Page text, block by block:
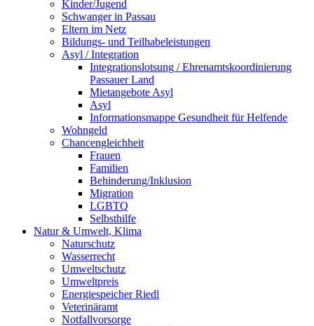
Kinder/Jugend
Schwanger in Passau
Eltern im Netz
Bildungs- und Teilhabeleistungen
Asyl / Integration
Integrationslotsung / Ehrenamtskoordinierung
Passauer Land
Mietangebote Asyl
Asyl
Informationsmappe Gesundheit für Helfende
Wohngeld
Chancengleichheit
Frauen
Familien
Behinderung/Inklusion
Migration
LGBTQ
Selbsthilfe
Natur & Umwelt, Klima
Naturschutz
Wasserrecht
Umweltschutz
Umweltpreis
Energiespeicher Riedl
Veterinäramt
Notfallvorsorge